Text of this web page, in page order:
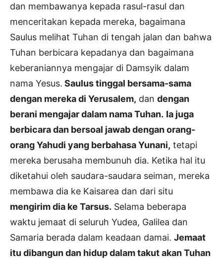
dan membawanya kepada rasul-rasul dan
menceritakan kepada mereka, bagaimana
Saulus melihat Tuhan di tengah jalan dan bahwa
Tuhan berbicara kepadanya dan bagaimana
keberaniannya mengajar di Damsyik dalam
nama Yesus. Saulus tinggal bersama-sama
dengan mereka di Yerusalem, dan dengan
berani mengajar dalam nama Tuhan. Ia juga
berbicara dan bersoal jawab dengan orang-
orang Yahudi yang berbahasa Yunani, tetapi
mereka berusaha membunuh dia. Ketika hal itu
diketahui oleh saudara-saudara seiman, mereka
membawa dia ke Kaisarea dan dari situ
mengirim dia ke Tarsus. Selama beberapa
waktu jemaat di seluruh Yudea, Galilea dan
Samaria berada dalam keadaan damai. Jemaat
itu dibangun dan hidup dalam takut akan Tuhan